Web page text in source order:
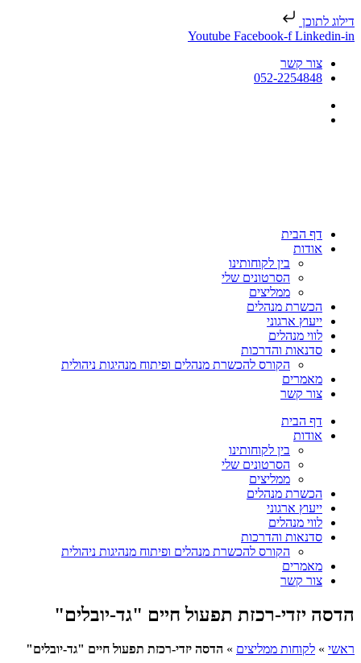
דילוג לתוכן
Youtube Facebook-f Linkedin-in
צור קשר
052-2254848
דף הבית
אודות
בין לקוחותינו
הסרטונים שלי
ממליצים
הכשרת מנהלים
ייעוץ ארגוני
לווי מנהלים
סדנאות והדרכות
הקורס להכשרת מנהלים ופיתוח מנהיגות ניהולית
מאמרים
צור קשר
דף הבית
אודות
בין לקוחותינו
הסרטונים שלי
ממליצים
הכשרת מנהלים
ייעוץ ארגוני
לווי מנהלים
סדנאות והדרכות
הקורס להכשרת מנהלים ופיתוח מנהיגות ניהולית
מאמרים
צור קשר
הדסה יזדי-רכזת תפעול חיים "גד-יובלים"
ראשי » לקוחות ממליצים » הדסה יזדי-רכזת תפעול חיים "גד-יובלים"